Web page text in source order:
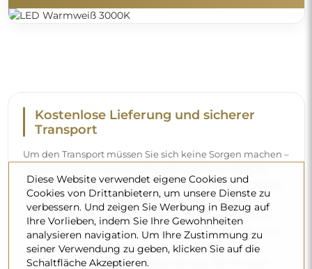
Kostenlose Lieferung und sicherer
Transport
Um den Transport müssen Sie sich keine Sorgen machen –
Spiegel vollkommen sicher bei Ihnen ankommt, und das
völlig kostenlos. Wir verfügen über einen eigenen
Fuhrpark und geschultes Personal, deshalb können wir
garantieren, dass der Spiegel unversehrt ankommt, ohne
zusätzliche Kosten. Selbst wenn Sie einen Spiegel in
großen Abmessungen bestellen, können Sie mit einer
Diese Website verwendet eigene Cookies und
Cookies von Drittanbietern, um unsere Dienste zu
verbessern. Und zeigen Sie Werbung in Bezug auf
Ihre Vorlieben, indem Sie Ihre Gewohnheiten
analysieren navigation. Um Ihre Zustimmung zu
seiner Verwendung zu geben, klicken Sie auf die
Schaltfläche Akzeptieren.